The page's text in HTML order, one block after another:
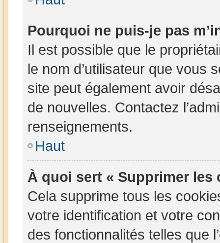
Pourquoi ne puis-je pas
Il est possible que le
le nom d’utilisateur que vous
site peut également avoir
de nouvelles. Contactez
renseignements.
Haut
À quoi sert « Supprimer les
Cela supprime tous les
votre identification et votre
des fonctionnalités telles que